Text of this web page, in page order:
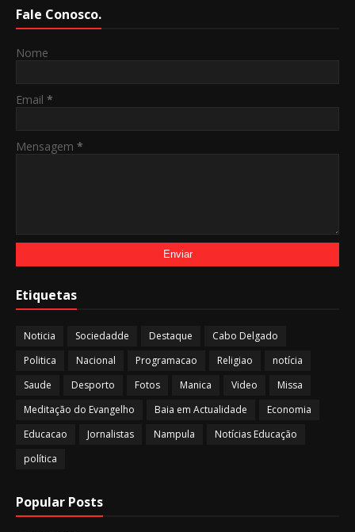
Fale Conosco.
Nome
Email *
Mensagem *
Etiquetas
Noticia Sociedadde Destaque
Cabo Delgado
Politica
Nacional Programacao Religiao
notícia
Saude
Desporto Fotos Manica Video
Missa
Meditação do Evangelho
Baia em Actualidade
Economia
Educacao
Jornalistas Nampula
Notícias Educação
política
Popular Posts